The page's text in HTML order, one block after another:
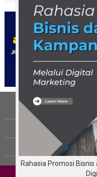
Copyright ©
Rahasia Promosi